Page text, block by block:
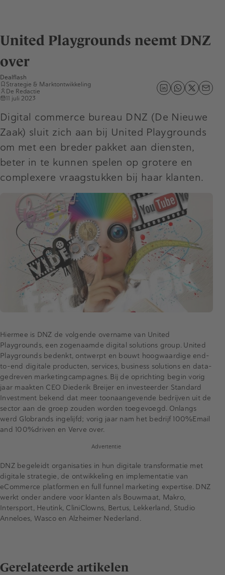
United Playgrounds neemt DNZ
over
Dealflash
Strategie & Marktontwikkeling
De Redactie
11 juli 2023
Digital commerce bureau DNZ (De Nieuwe
Zaak) sluit zich aan bij United Playgrounds
om met een breder pakket aan diensten,
beter in te kunnen spelen op grotere en
complexere vraagstukken bij haar klanten.
Hiermee is DNZ de volgende overname van United
Playgrounds, een zogenaamde digital solutions group. United
Playgrounds bedenkt, ontwerpt en bouwt hoogwaardige end-
to-end digitale producten, services, business solutions en data-
gedreven marketingcampagnes. Bij de oprichting begin vorig
jaar maakten CEO Diederik Breijer en investeerder Standard
Investment bekend dat meer toonaangevende bedrijven uit de
sector aan de groep zouden worden toegevoegd. Onlangs
werd Globrands ingelijfd; vorig jaar nam het bedrijf 100%Email
and 100%driven en Verve over.
Advertentie
DNZ begeleidt organisaties in hun digitale transformatie met
digitale strategie, de ontwikkeling en implementatie van
eCommerce platformen en full funnel marketing expertise. DNZ
werkt onder andere voor klanten als Bouwmaat, Makro,
Intersport, Heutink, CliniClowns, Bertus, Lekkerland, Studio
Anneloes, Wasco en Alzheimer Nederland.
Gerelateerde artikelen